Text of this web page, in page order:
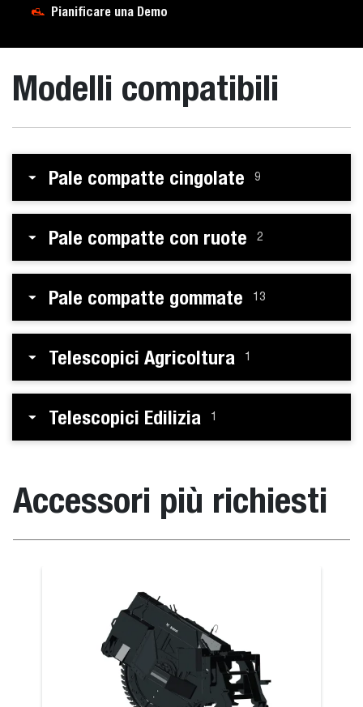
Pianificare una Demo
Modelli compatibili
Pale compatte cingolate 9
Pale compatte con ruote 2
Pale compatte gommate 13
Telescopici Agricoltura 1
Telescopici Edilizia 1
Accessori più richiesti